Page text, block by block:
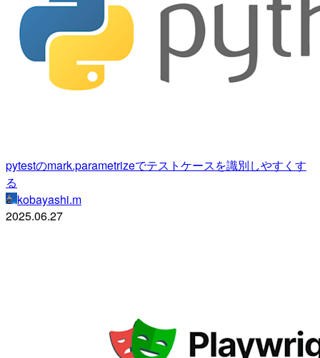
pytestのmark.parametrizeでテストケースを識別しやすくす
る
kobayashi.m
2025.06.27